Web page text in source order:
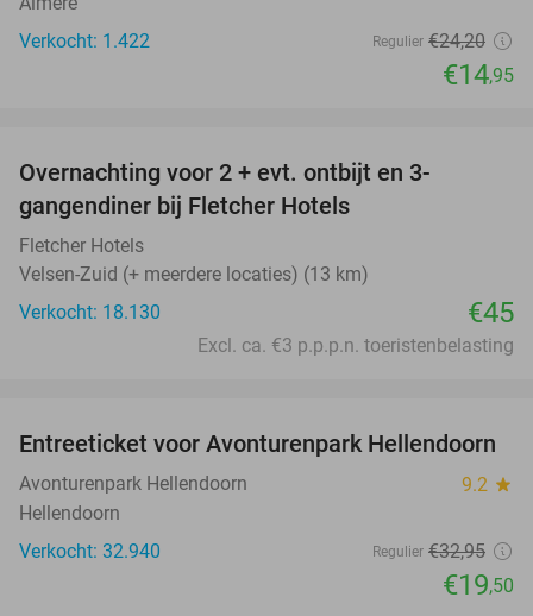
Verkocht: 1.422
Regulier €24,20
€14,95
Overnachting voor 2 + evt. ontbijt en 3-
gangendiner bij Fletcher Hotels
Fletcher Hotels
Velsen-Zuid (+ meerdere locaties) (13 km)
Verkocht: 18.130
€45
Excl. ca. €3 p.p.p.n. toeristenbelasting
41%
Entreeticket voor Avonturenpark Hellendoorn
Avonturenpark Hellendoorn 9.2 star
Hellendoorn
Verkocht: 32.940
Regulier €32,95
€19,50